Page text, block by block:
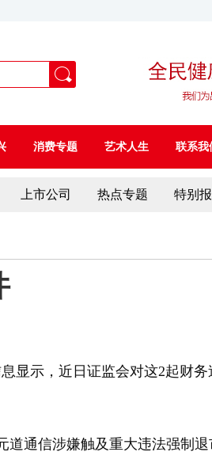
消费专题 艺术人生 联系我
上市公司 热点专题 特别
示，近日证监会对这2起财务
通信涉嫌触及重大违法强制退